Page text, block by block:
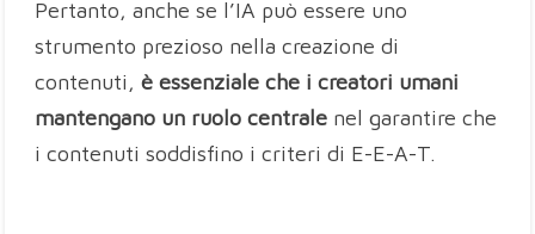
Pertanto, anche se l’IA può essere uno
strumento prezioso nella creazione di
contenuti,è essenziale che i creatori umani
mantengano un ruolo centrale nel garantire che
i contenuti soddisfino i criteri di E-E-A-T.